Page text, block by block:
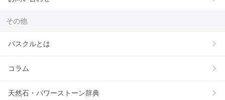
その他
パスクルとは
コラム
天然石・パワーストーン辞典